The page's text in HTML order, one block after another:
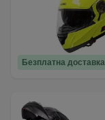
Безплатна доставка